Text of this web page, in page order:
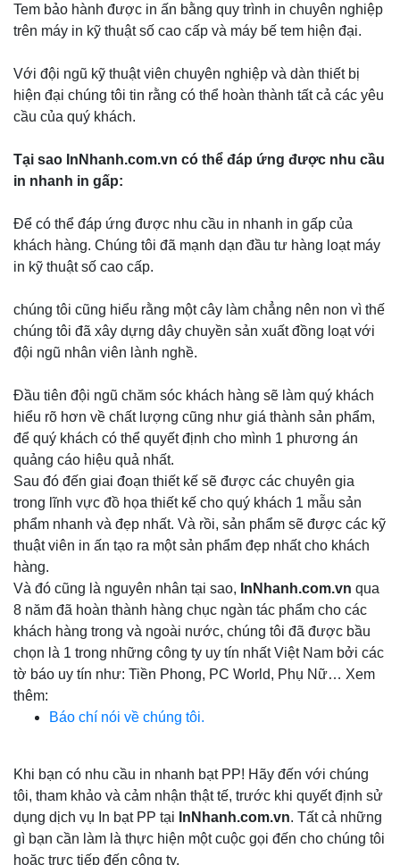
Tem bảo hành được in ấn bằng quy trình in chuyên nghiệp
trên máy in kỹ thuật số cao cấp và máy bế tem hiện đại.
Với đội ngũ kỹ thuật viên chuyên nghiệp và dàn thiết bị
hiện đại chúng tôi tin rằng có thể hoàn thành tất cả các yêu
cầu của quý khách.
Tại sao InNhanh.com.vn có thể đáp ứng được nhu cầu
in nhanh in gấp:
Để có thể đáp ứng được nhu cầu in nhanh in gấp của
khách hàng. Chúng tôi đã mạnh dạn đầu tư hàng loạt máy
in kỹ thuật số cao cấp.
chúng tôi cũng hiểu rằng một cây làm chẳng nên non vì thế
chúng tôi đã xây dựng dây chuyền sản xuất đồng loạt với
đội ngũ nhân viên lành nghề.
Đầu tiên đội ngũ chăm sóc khách hàng sẽ làm quý khách
hiểu rõ hơn về chất lượng cũng như giá thành sản phẩm,
để quý khách có thể quyết định cho mình 1 phương án
quảng cáo hiệu quả nhất.
Sau đó đến giai đoạn thiết kế sẽ được các chuyên gia
trong lĩnh vực đồ họa thiết kế cho quý khách 1 mẫu sản
phẩm nhanh và đẹp nhất. Và rồi, sản phẩm sẽ được các kỹ
thuật viên in ấn tạo ra một sản phẩm đẹp nhất cho khách
hàng.
Và đó cũng là nguyên nhân tại sao, InNhanh.com.vn qua
8 năm đã hoàn thành hàng chục ngàn tác phẩm cho các
khách hàng trong và ngoài nước, chúng tôi đã được bầu
chọn là 1 trong những công ty uy tín nhất Việt Nam bởi các
tờ báo uy tín như: Tiền Phong, PC World, Phụ Nữ… Xem
thêm:
Báo chí nói về chúng tôi.
Khi bạn có nhu cầu in nhanh bạt PP! Hãy đến với chúng
tôi, tham khảo và cảm nhận thật tế, trước khi quyết định sử
dụng dịch vụ In bạt PP tại InNhanh.com.vn. Tất cả những
gì bạn cần làm là thực hiện một cuộc gọi đến cho chúng tôi
hoặc trực tiếp đến công ty.